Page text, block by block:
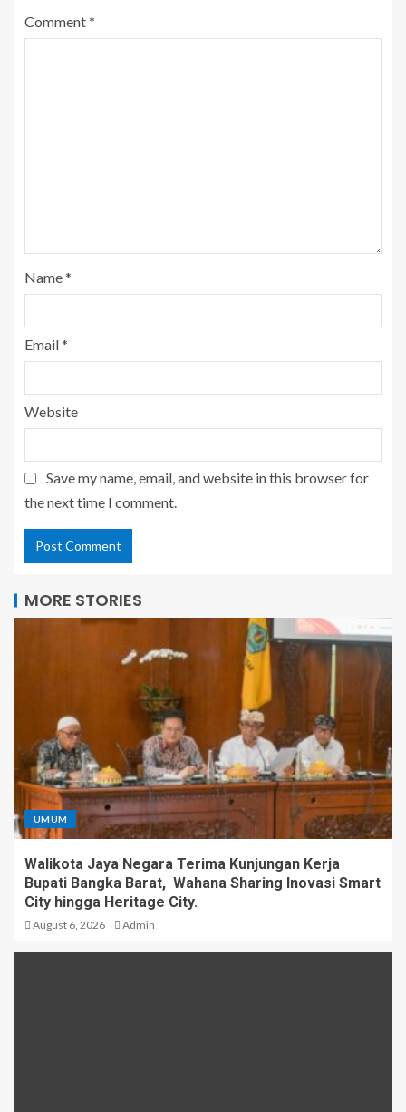
Comment*
Name*
Email*
Website
Save my name, email, and website in this browser for
the next time I comment.
MORE STORIES
UMUM
Walikota Jaya Negara Terima Kunjungan Kerja
Bupati Bangka Barat, Wahana Sharing Inovasi Smart
City hingga Heritage City.
August 6, 2026 Admin